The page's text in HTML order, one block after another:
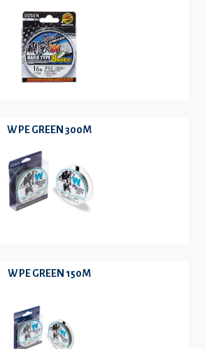
W PE GREEN 300M
W PE GREEN 150M